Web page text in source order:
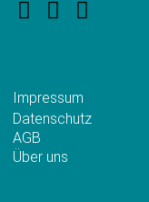
Impressum
Datenschutz
AGB
Über uns